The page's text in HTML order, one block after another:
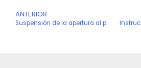
Ant
ANTERIOR
Suspensión de la apertura al público de establecimientos de alojamiento turístico